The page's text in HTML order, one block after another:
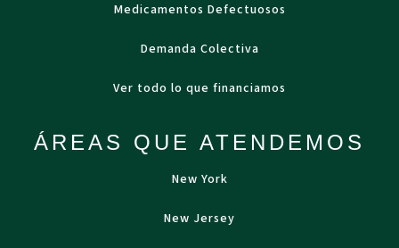
Medicamentos Defectuosos
Demanda Colectiva
Ver todo lo que financiamos
ÁREAS QUE ATENDEMOS
New York
New Jersey